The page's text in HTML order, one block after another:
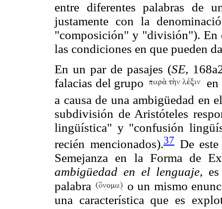
entre diferentes palabras de
justamente con la
"composición" y "división"). En
las condiciones en que pueden
En un par de pasajes (SE,
falacias del grupo
a causa de una ambigüedad en
subdivisión de Aristóteles
lingüística" y "confusión
recién mencionados).37De este
Semejanza en la Forma de
ambigüedad en el lenguaje,
palabra
o un mismo
una característica que es